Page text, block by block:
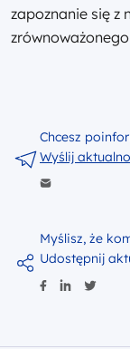
zapoznanie się z
Myślisz, że
Udostępnij
Chcesz
Wyślij